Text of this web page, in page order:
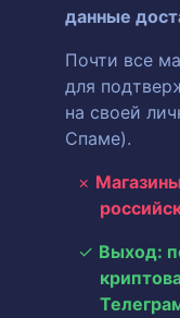
данные
Почти все
для
на своей
Спаме).
Выход: